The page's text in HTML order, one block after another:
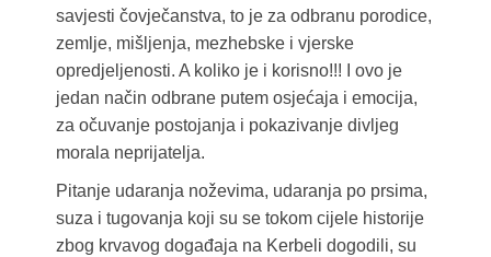
savjesti čovječanstva, to je za odbranu porodice,
zemlje, mišljenja, mezhebske i vjerske
opredjeljenosti. A koliko je i korisno!!! I ovo je
jedan način odbrane putem osjećaja i emocija,
za očuvanje postojanja i pokazivanje divljeg
morala neprijatelja.
Pitanje udaranja noževima, udaranja po prsima,
suza i tugovanja koji su se tokom cijele historije
zbog krvavog događaja na Kerbeli dogodili, su